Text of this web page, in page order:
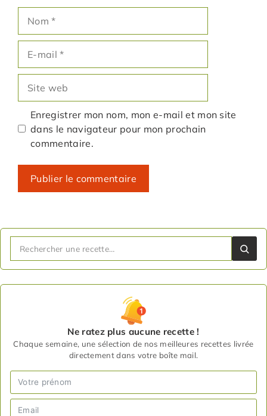
mail
web
Enregistrer mon nom, mon e-mail et mon site
dans le navigateur pour mon prochain
commentaire.
Ne ratez plus aucune recette !
Chaque semaine, une sélection de nos meilleures recettes livrée
directement dans votre boîte mail.